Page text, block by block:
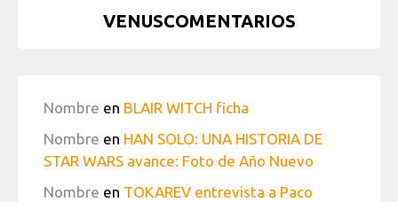
VENUSCOMENTARIOS
Nombre en BLAIR WITCH ficha
Nombre en HAN SOLO: UNA HISTORIA DE
STAR WARS avance: Foto de Año Nuevo
Nombre en TOKAREV entrevista a Paco